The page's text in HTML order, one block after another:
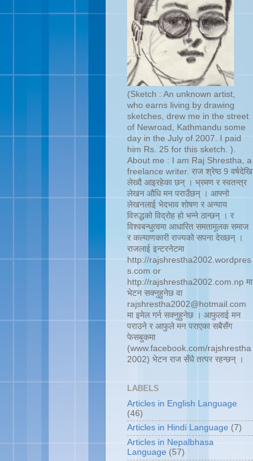
(Sketch : An unknown artist,
who earns living by drawing
sketches, drew me in the street
of Newroad, Kathmandu some
day in the July of 2007. I paid
him Rs. 25 for this sketch. ).
About me : I am Raj Shrestha, a
freelance writer. राज श्रेष्ठ 9 वर्षदेखि
लेख्दै आइरहेका छन् । भ्रमण र स्वतन्त्र
लेखन औधि मन पराउँछन् । आफ्नो
लेखनलाई भेदभाव शोषण र अन्याय
विरुद्धको विद्रोह हो भन्ने ठान्छन् । र
विश्वबन्धुत्वमा आधारित समतामूलक समाज
र कल्याणकारी राज्यको सपना देख्छन् ।
राजलाई इन्टरनेटमा
http://rajshrestha2002.wordpres
s.com or
http://rajshrestha2002.com.np मा
भेटन सक्नुहुनेछ वा
rajshrestha2002@hotmail.com
मा इमेल गर्न सक्नुहुनेछ । आफुलाई मन
पराउने र आफुले मन पराएका सबैसँग
फेसबुकमा
(www.facebook.com/rajshrestha
2002) भेटन राज सँधै तत्पर रहन्छन् ।
LABELS
Articles in English Language
(46)
Articles in Hindi Language (7)
Articles in Nepalbhasa
Language (57)